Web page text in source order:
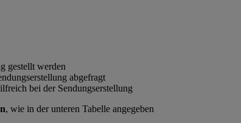
gestellt werden
abgefragt
bei der Sendungserstellung
, wie in der unteren Tabelle angegeben